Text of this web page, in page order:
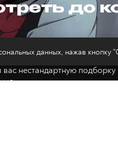
до
половина лета, поэтому
вас нестандартную подборку
данных, нажав кнопку